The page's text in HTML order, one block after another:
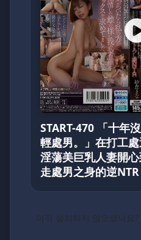
START-470 「十年
輕處男。」在打工
淫蕩美巨乳人妻開
走處男之身的逆
아직 설치하지 않으셨나요